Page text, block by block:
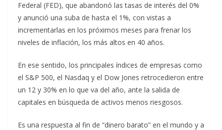
Federal (FED), que abandonó las tasas de interés del 0%
y anunció una suba de hasta el 1%, con vistas a
incrementarlas en los próximos meses para frenar los
niveles de inflación, los más altos en 40 años.
En ese sentido, los principales índices de empresas como
el S&P 500, el Nasdaq y el Dow Jones retrocedieron entre
un 12 y 30% en lo que va del año, ante la salida de
capitales en búsqueda de activos menos riesgosos.
Es una respuesta al fin de “dinero barato” en el mundo y a